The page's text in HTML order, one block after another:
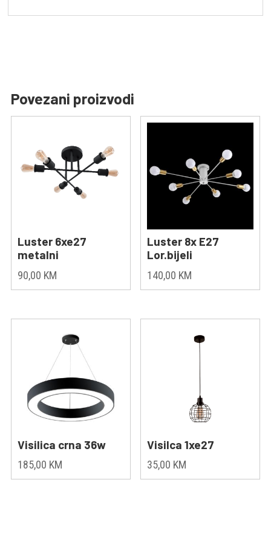
Povezani proizvodi
Luster 6xe27
metalni
90,00 KM
Luster 8x E27
Lor.bijeli
140,00 KM
Visilica crna 36w
185,00 KM
Visilca 1xe27
35,00 KM